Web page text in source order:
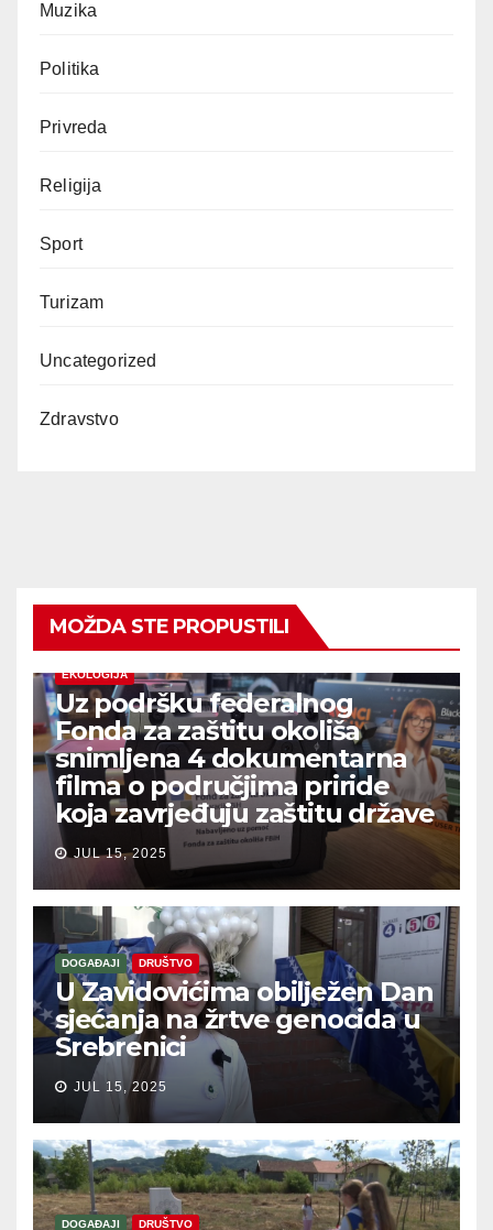
Muzika
Politika
Privreda
Religija
Sport
Turizam
Uncategorized
Zdravstvo
MOŽDA STE PROPUSTILI
EKOLOGIJA
Uz podršku federalnog
Fonda za zaštitu okoliša
snimljena 4 dokumentarna
filma o područjima priride
koja zavrjeđuju zaštitu države
JUL 15, 2025
DOGAĐAJI DRUŠTVO
U Zavidovićima obilježen Dan
sjećanja na žrtve genocida u
Srebrenici
JUL 15, 2025
DOGAĐAJI DRUŠTVO